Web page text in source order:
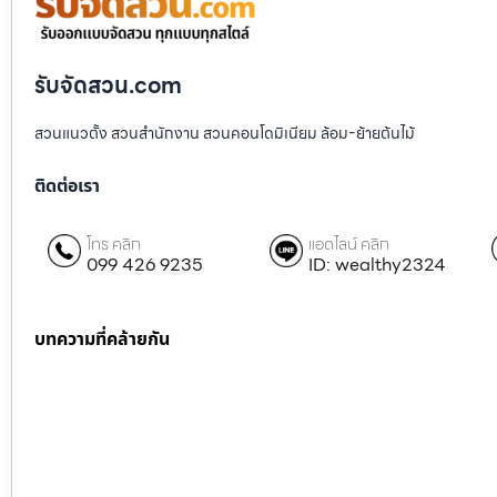
รับจัดสวน.com
สวนแนวตั้ง สวนสำนักงาน สวนคอนโดมิเนียม ล้อม-ย้ายต้นไม้
ติดต่อเรา
โทร คลิก
099 426 9235
แอดไลน์ คลิก
ID: wealthy2324
บทความที่คล้ายกัน